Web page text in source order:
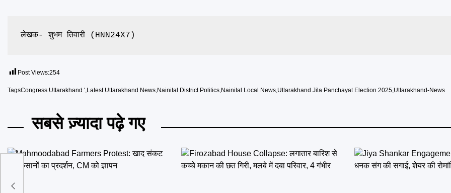
लेखक- शुभम तिवारी (HNN24X7)
Post Views:254
TagsCongress Uttarakhand ',Latest Uttarakhand News,Nainital District Politics,Nainital Local News,Uttarakhand Jila Panchayat Election 2025,Uttarakhand-News
सबसे ज़्यादा पढ़े गए